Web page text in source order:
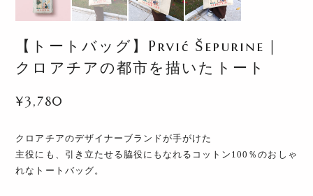
【トートバッグ】Prvić Šepurine｜
クロアチアの都市を描いたトート
¥3,780
クロアチアのデザイナーブランドが手がけた
主役にも、引き立たせる脇役にもなれるコットン100％のおしゃ
れなトートバッグ。